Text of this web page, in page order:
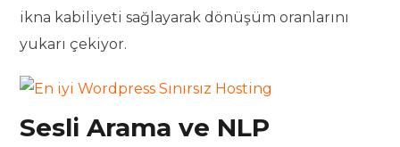
ikna kabiliyeti sağlayarak dönüşüm oranlarını
yukarı çekiyor.
Sesli Arama ve NLP